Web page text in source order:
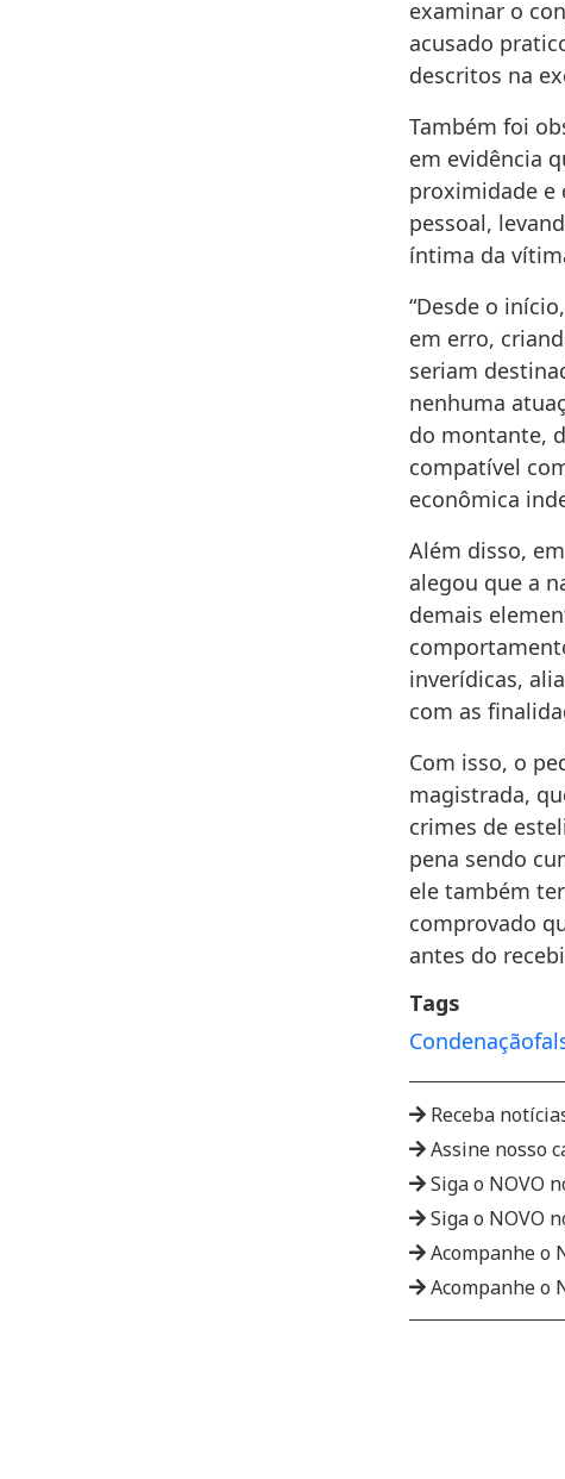
examinar o
acusado
descritos na
Também foi
em evidência
proximidade e
pessoal,
íntima da
“Desde o
em erro,
seriam
nenhuma
do montante,
compatível
econômica
Além disso,
alegou que a
demais
inverídicas,
com as
Com isso, o
magistrada,
crimes de
pena sendo
ele também
comprovado
antes do
Tags
Condenação
Receba
Assine nosso
Siga o NOVO
Siga o NOVO
Acompanhe o
Acompanhe o